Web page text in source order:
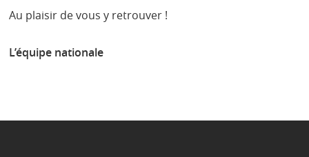
Au plaisir de vous y retrouver !
L’équipe nationale